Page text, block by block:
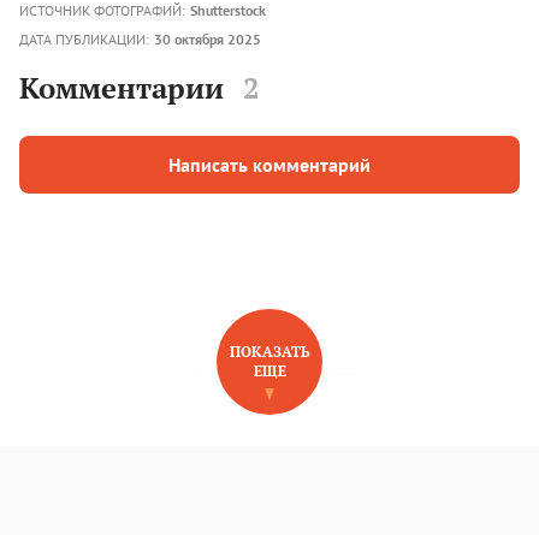
ИСТОЧНИК ФОТОГРАФИЙ: Shutterstock
ДАТА ПУБЛИКАЦИИ: 30 октября 2025
Комментарии 2
Написать комментарий
НОВОЕ НА САЙТЕ
ПОКАЗАТЬ
ЕЩЕ